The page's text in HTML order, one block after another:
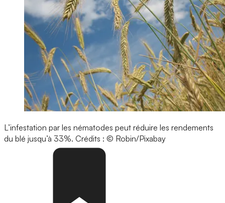
L’infestation par les nématodes peut réduire les rendements
du blé jusqu’à 33%. Crédits : © Robin/Pixabay